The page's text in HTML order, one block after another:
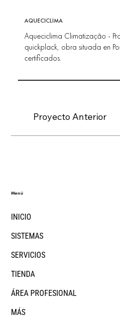
Proyecto Anterior
AQUECICLIMA
Aqueciclima Climatização -
quickplack, obra situada en
certificados.
INICIO
SISTEMAS
SERVICIOS
TIENDA
ÁREA PROFESIONAL
MÁS
Menú